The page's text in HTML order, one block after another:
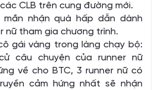
CLB trên cung đường mới.
mắn nhận quà hấp dẫn dành
nữ tham gia chương trình.
gái vàng trong làng chạy bộ:
câu chuyện của runner nữ
về cho BTC, 3 runner nữ có
cảm hứng nhất sẽ nhận